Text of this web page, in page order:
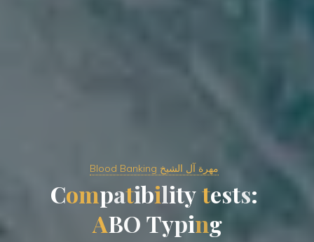
Blood Banking مهرة آل الشيخ
Compatibilitytests:
ABO Typing